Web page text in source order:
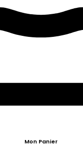
Mon Panier